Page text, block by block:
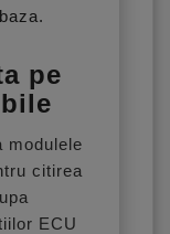
pe
modulele
citirea
ECU